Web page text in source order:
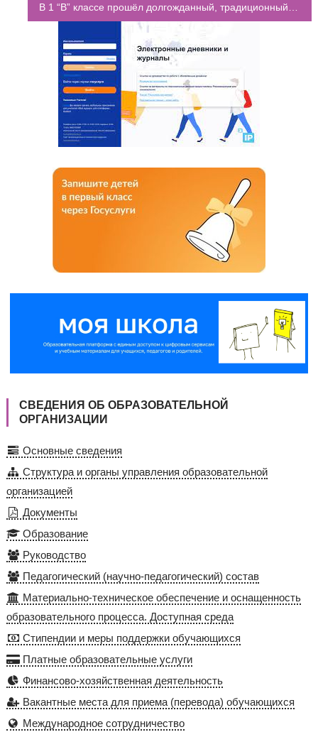
В 1 “В” классе прошёл долгожданный, традиционный праздник «Прощание с Азбукой»
СВЕДЕНИЯ ОБ ОБРАЗОВАТЕЛЬНОЙ
ОРГАНИЗАЦИИ
Основные сведения
Структура и органы управления образовательной
организацией
Документы
Образование
Руководство
Педагогический (научно-педагогический) состав
Материально-техническое обеспечение и оснащенность
образовательного процесса. Доступная среда
Стипендии и меры поддержки обучающихся
Платные образовательные услуги
Финансово-хозяйственная деятельность
Вакантные места для приема (перевода) обучающихся
Международное сотрудничество